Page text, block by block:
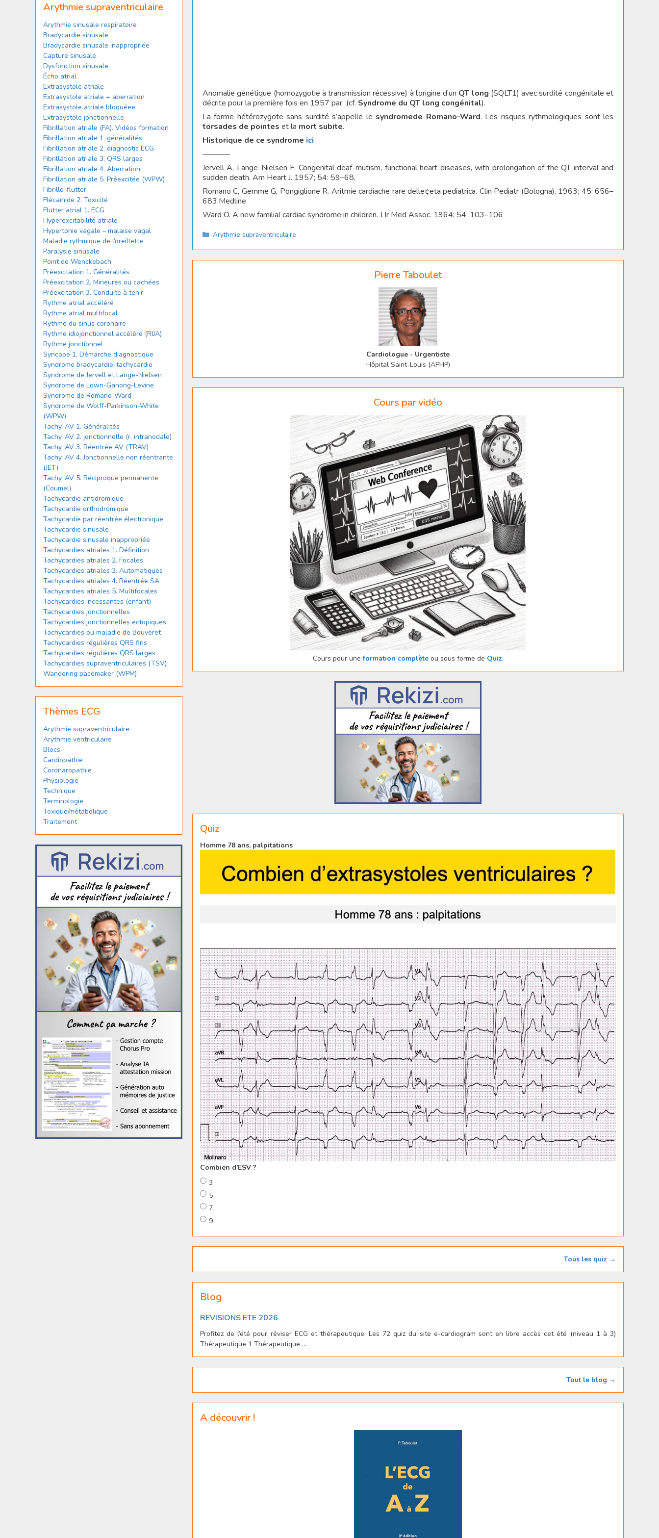
Anomalie génétique (homozygotie à transmission récessive) à l’origine d’un QT long (SQLT1) avec surdité congénitale et
décrite pour la première fois en 1957 par (cf. Syndrome du QT long congénital).
La forme hétérozygote sans surdité s’appelle le syndromede Romano-Ward. Les risques rythmologiques sont les
torsades de pointes et la mort subite.
Historique de ce syndrome ici
———–
Jervell A, Lange-Nielsen F. Congenital deaf-mutism, functional heart diseases, with prolongation of the QT interval and
sudden death. Am Heart J. 1957; 54: 59–68.
Romano C, Gemme G, Pongiglione R. Aritmie cardiache rare delle¢eta pediatrica. Clin Pediatr (Bologna). 1963; 45: 656–
683.Medline
Ward O. A new familial cardiac syndrome in children. J Ir Med Assoc. 1964; 54: 103–106
Catégories
Arythmie supraventriculaire
Pierre Taboulet
Cardiologue - Urgentiste
Hôpital Saint-Louis (APHP)
Cours par vidéo
Cours pour uneformation complèteou sous forme de Quiz.
Quiz
Homme 78 ans, palpitations
Combien d’ESV ?
3
5
7
9
Tous les quiz →
Blog
REVISIONS ETE 2026
Profitez de l’été pour réviser ECG et thérapeutique. Les 72 quiz du site e-cardiogram sont en libre accès cet été (niveau 1 à 3)
Thérapeutique 1 Thérapeutique ...
Tout le blog →
A découvrir !
Arythmie supraventriculaire
Arythmie sinusale respiratoire
Bradycardie sinusale
Bradycardie sinusale inappropriée
Capture sinusale
Dysfonction sinusale
Écho atrial
Extrasystole atriale
Extrasystole atriale + aberration
Extrasystole atriale bloquéee
Extrasystole jonctionnelle
Fibrillation atriale (FA). Vidéos formation
Fibrillation atriale 1. généralités
Fibrillation atriale 2. diagnostic ECG
Fibrillation atriale 3. QRS larges
Fibrillation atriale 4. Aberration
Fibrillation atriale 5. Préexcitée (WPW)
Fibrillo-flutter
Flécaïnide 2. Toxicité
Flutter atrial 1. ECG
Hyperexcitabilité atriale
Hypertonie vagale – malaise vagal
Maladie rythmique de l’oreillette
Paralysie sinusale
Point de Wenckebach
Préexcitation 1. Généralités
Préexcitation 2. Mineures ou cachées
Préexcitation 3. Conduite à tenir
Rythme atrial accéléré
Rythme atrial multifocal
Rythme du sinus coronaire
Rythme idiojonctionnel accéléré (RIJA)
Rythme jonctionnel
Syncope 1. Démarche diagnostique
Syndrome bradycardie-tachycardie
Syndrome de Jervell et Lange-Nielsen
Syndrome de Lown-Ganong-Levine
Syndrome de Romano-Ward
Syndrome de Wolff-Parkinson-White
(WPW)
Tachy. AV 1. Généralités
Tachy. AV 2. jonctionnelle (r. intranodale)
Tachy. AV 3. Réentrée AV (TRAV)
Tachy. AV 4. Jonctionnelle non réentrante
(JET)
Tachy. AV 5. Réciproque permanente
(Coumel)
Tachycardie antidromique
Tachycardie orthodromique
Tachycardie par réentrée électronique
Tachycardie sinusale
Tachycardie sinusale inappropriée
Tachycardies atriales 1. Définition
Tachycardies atriales 2. Focales
Tachycardies atriales 3. Automatiques
Tachycardies atriales 4. Réentrée SA
Tachycardies atriales 5. Multifocales
Tachycardies incessantes (enfant)
Tachycardies jonctionnelles
Tachycardies jonctionnelles ectopiques
Tachycardies ou maladie de Bouveret
Tachycardies régulières QRS fins
Tachycardies régulières QRS larges
Tachycardies supraventriculaires (TSV)
Wandering pacemaker (WPM)
Thèmes ECG
Arythmie supraventriculaire
Arythmie ventriculaire
Blocs
Cardiopathie
Coronaropathie
Physiologie
Technique
Terminologie
Toxique/métabolique
Traitement